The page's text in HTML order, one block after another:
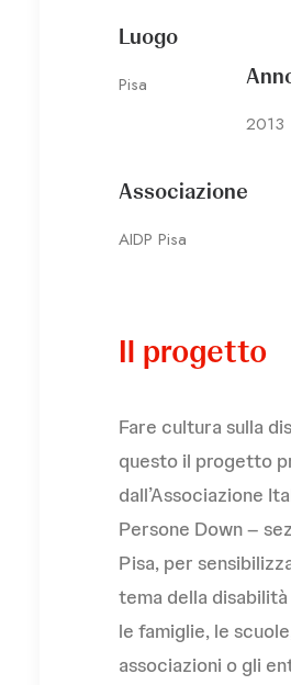
Luogo
Pisa
2013
Associazione
AIDP Pisa
Il progetto
Fare cultura sulla
questo il progetto
dall’Associazione
Persone Down –
Pisa, per
tema della
le famiglie, le
associazioni o gli